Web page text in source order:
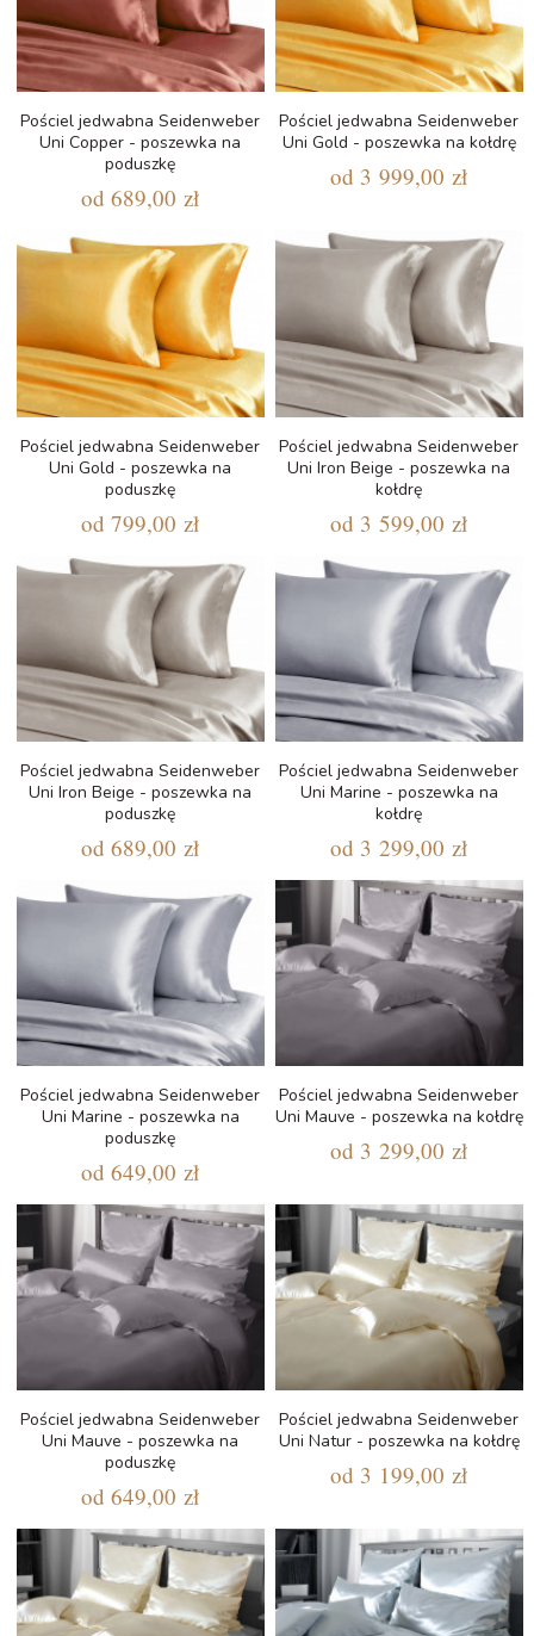
Pościel jedwabna Seidenweber
Uni Copper - poszewka na
poduszkę
od 689,00 zł
Pościel jedwabna Seidenweber
Uni Gold - poszewka na kołdrę
od 3 999,00 zł
Pościel jedwabna Seidenweber
Uni Gold - poszewka na
poduszkę
od 799,00 zł
Pościel jedwabna Seidenweber
Uni Iron Beige - poszewka na
kołdrę
od 3 599,00 zł
Pościel jedwabna Seidenweber
Uni Iron Beige - poszewka na
poduszkę
od 689,00 zł
Pościel jedwabna Seidenweber
Uni Marine - poszewka na
kołdrę
od 3 299,00 zł
Pościel jedwabna Seidenweber
Uni Marine - poszewka na
poduszkę
od 649,00 zł
Pościel jedwabna Seidenweber
Uni Mauve - poszewka na kołdrę
od 3 299,00 zł
Pościel jedwabna Seidenweber
Uni Mauve - poszewka na
poduszkę
od 649,00 zł
Pościel jedwabna Seidenweber
Uni Natur - poszewka na kołdrę
od 3 199,00 zł